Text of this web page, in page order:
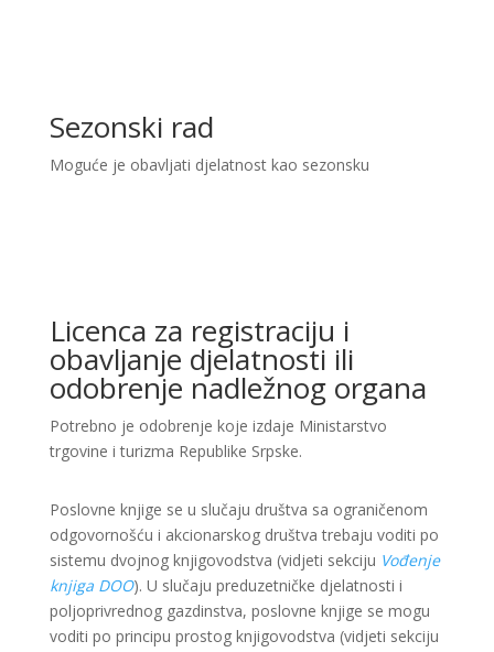
Sezonski rad
Moguće je obavljati djelatnost kao sezonsku
Licenca za registraciju i
obavljanje djelatnosti ili
odobrenje nadležnog organa
Potrebno je odobrenje koje izdaje Ministarstvo
trgovine i turizma Republike Srpske.
Poslovne knjige se u slučaju društva sa ograničenom
odgovornošću i akcionarskog društva trebaju voditi po
sistemu dvojnog knjigovodstva (vidjeti sekciju Vođenje
knjiga DOO). U slučaju preduzetničke djelatnosti i
poljoprivrednog gazdinstva, poslovne knjige se mogu
voditi po principu prostog knjigovodstva (vidjeti sekciju